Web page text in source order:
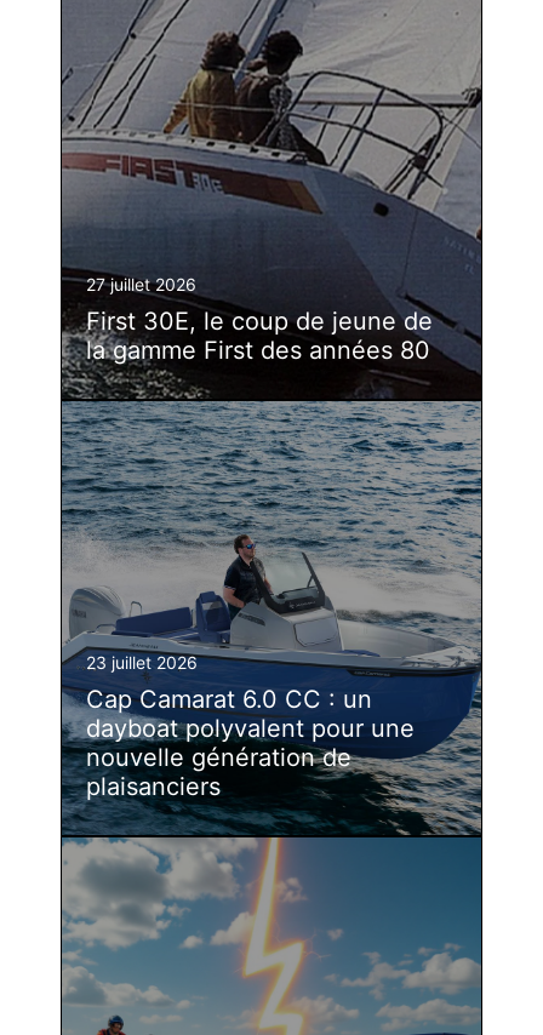
27 juillet 2026
First 30E, le coup de jeune de
la gamme First des années 80
23 juillet 2026
Cap Camarat 6.0 CC : un
dayboat polyvalent pour une
nouvelle génération de
plaisanciers